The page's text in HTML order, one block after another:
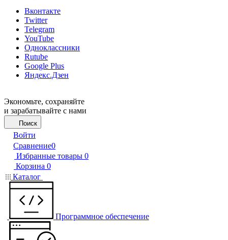
Вконтакте
Twitter
Telegram
YouTube
Одноклассники
Rutube
Google Plus
Яндекс.Дзен
Экономьте, сохраняйте
и зарабатывайте с нами
Поиск
Войти
Сравнение0
Избранные товары 0
Корзина 0
Каталог
Программное обеспечение